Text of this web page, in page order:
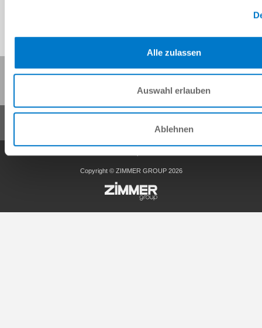
Alle zulassen
Auswahl erlauben
Ablehnen
Diese Seite teilen:
Copyright © ZIMMER GROUP 2026